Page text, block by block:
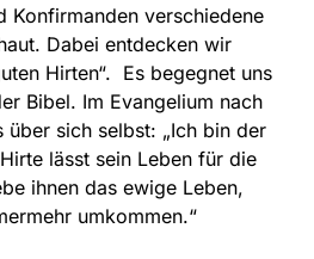
Konfirmanden verschiedene
Dabei entdecken wir
Hirten“. Es begegnet uns
Bibel. Im Evangelium nach
über sich selbst: „Ich bin der
lässt sein Leben für die
ihnen das ewige Leben,
umkommen.“